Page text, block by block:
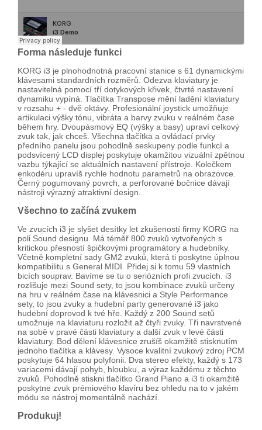
Forma následuje funkci
KORG i3 je plnohodnotná pracovní stanice s 61 dynamickými
klávesami standardních rozměrů. Odezva klaviatury je
nastavitelná pomocí tří dotykových křivek, čtvrté nastavení
dynamiku vypíná. Tlačítka Transpose mění ladění klaviatury
v rozsahu + - dvě oktávy. Profesionální joystick umožňuje
artikulaci výšky tónu, vibráta a barvy zvuku v reálném čase
během hry. Dvoupásmový EQ (výšky a basy) upraví celkový
zvuk tak, jak chceš. Všechna tlačítka a ovládací prvky
předního panelu jsou pohodlně seskupeny podle funkcí a
podsvícený LCD displej poskytuje okamžitou vizuální zpětnou
vazbu týkající se aktuálních nastavení přístroje. Kolečkem
enkodéru upravíš rychle hodnotu parametrů na obrazovce.
Černý pogumovaný povrch, a perforované bočnice dávají
nástroji výrazný atraktivní design.
Všechno to začíná zvukem
Ve zvucích i3 je slyšet desítky let zkušeností firmy KORG na
poli Sound designu. Má téměř 800 zvuků vytvořených s
kritickou přesností špičkovými programátory a hudebníky.
Včetně kompletní sady GM2 zvuků, která ti poskytne úplnou
kompatibilitu s General MIDI. Přidej si k tomu 59 vlastních
bicích souprav. Bavíme se tu o seriózních profi zvucích. i3
rozlišuje mezi Sound sety, to jsou kombinace zvuků určeny
na hru v reálném čase na klávesnici a Style Performance
sety, to jsou zvuky a hudební party generované i3 jako
hudební doprovod k tvé hře. Každý z 200 Sound setů
umožnuje na klaviaturu rozložit až čtyři zvuky. Tři navrstvené
na sobě v pravé části klaviatury a další zvuk v levé části
klaviatury. Bod dělení klávesnice zrušíš okamžitě stisknutím
jednoho tlačítka a klávesy. Vysoce kvalitní zvukový zdroj PCM
poskytuje 64 hlasou polyfonii. Dva stereo efekty, každý s 173
variacemi dávají pohyb, hloubku, a výraz každému z těchto
zvuků. Pohodlně stiskni tlačítko Grand Piano a i3 ti okamžitě
poskytne zvuk prémiového klavíru bez ohledu na to v jakém
módu se nástroj momentálně nachází.
Produkuj!